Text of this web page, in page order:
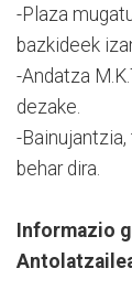
-Plaza
bazkideek
-Andatza
dezake.
-
behar dira.
Informazio